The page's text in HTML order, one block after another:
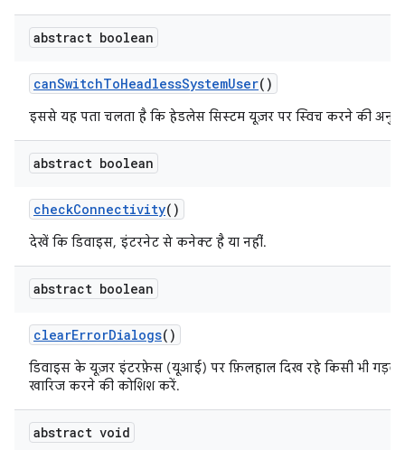
abstract boolean
canSwitchToHeadlessSystemUser()
इससे यह पता चलता है कि हेडलेस सिस्टम यूज़र पर स्विच करने की
abstract boolean
checkConnectivity()
देखें कि डिवाइस, इंटरनेट से कनेक्ट है या नहीं.
abstract boolean
clearErrorDialogs()
डिवाइस के यूज़र इंटरफ़ेस (यूआई) पर फ़िलहाल दिख रहे किसी भी
खारिज करने की कोशिश करें.
abstract void